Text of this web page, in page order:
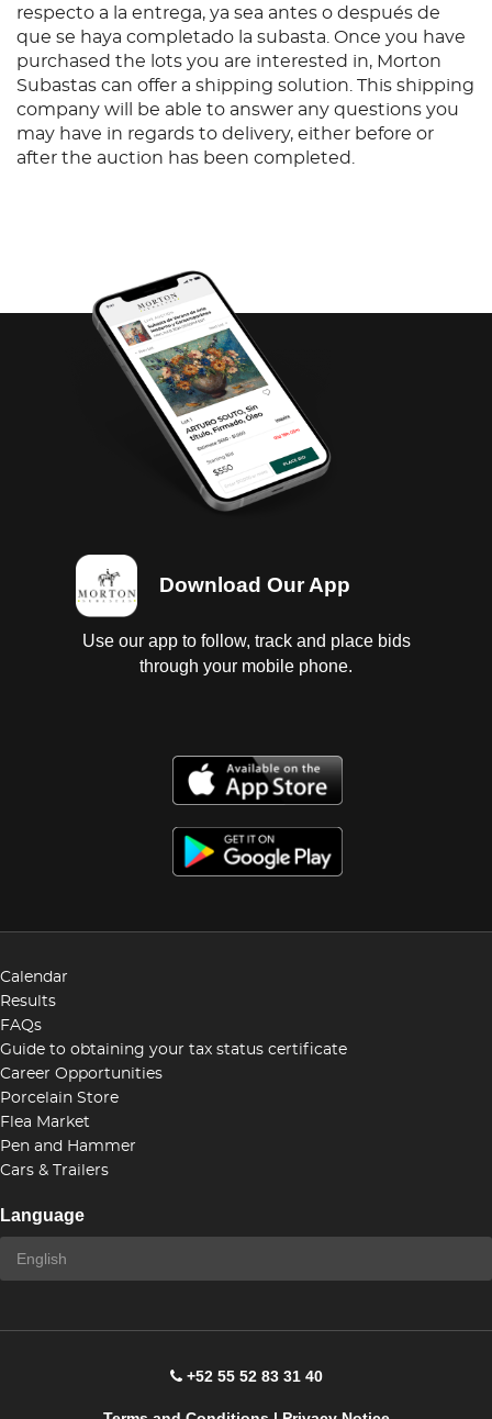
respecto a la entrega, ya sea antes o después de
que se haya completado la subasta. Once you have
purchased the lots you are interested in, Morton
Subastas can offer a shipping solution. This shipping
company will be able to answer any questions you
may have in regards to delivery, either before or
after the auction has been completed.
Download Our App
Use our app to follow, track and place bids
through your mobile phone.
Calendar
Results
FAQs
Guide to obtaining your tax status certificate
Career Opportunities
Porcelain Store
Flea Market
Pen and Hammer
Cars & Trailers
Language
+52 55 52 83 31 40